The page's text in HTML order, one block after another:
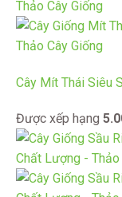
Cây Mít Thái Siêu
Được xếp hạng